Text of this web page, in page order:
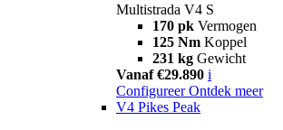
Multistrada V4 S
170 pk Vermogen
125 Nm Koppel
231 kg Gewicht
Vanaf €29.890 i
Configureer Ontdek meer
V4 Pikes Peak